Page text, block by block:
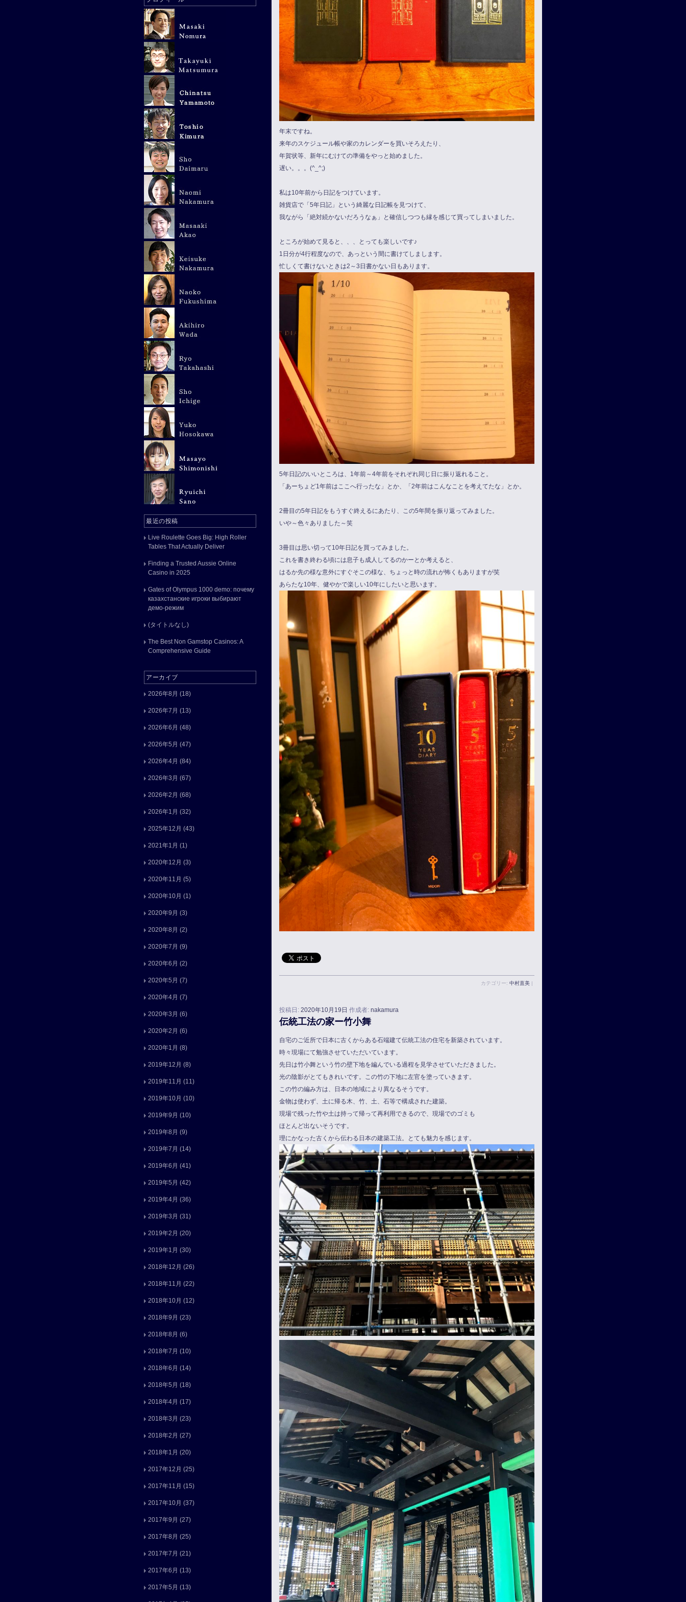
年末ですね。
来年のスケジュール帳や家のカレンダーを買いそろえたり、
年賀状等、新年にむけての準備をやっと始めました。
遅い。。。(^_^;)
私は10年前から日記をつけています。
雑貨店で「5年日記」という綺麗な日記帳を見つけて、
我ながら「絶対続かないだろうなぁ」と確信しつつも縁を感じて買ってしまいました。
ところが始めて見ると、、、とっても楽しいです♪
1日分が4行程度なので、あっという間に書けてしまします。
忙しくて書けないときは2～3日書かない日もあります。
5年日記のいいところは、1年前～4年前をそれぞれ同じ日に振り返れること。
「あーちょど1年前はここへ行ったな」とか、「2年前はこんなことを考えてたな」とか。
2冊目の5年日記をもうすぐ終えるにあたり、この5年間を振り返ってみました。
いや～色々ありました～笑
3冊目は思い切って10年日記を買ってみました。
これを書き終わる頃には息子も成人してるのかーとか考えると、
はるか先の様な意外にすぐそこの様な、ちょっと時の流れが怖くもありますが笑
あらたな10年、健やかで楽しい10年にしたいと思います。
カテゴリー: 中村直美 |
投稿日: 2020年10月19日 作成者: nakamura
伝統工法の家ー竹小舞
自宅のご近所で日本に古くからある石端建て伝統工法の住宅を新築されています。
時々現場にて勉強させていただいています。
先日は竹小舞という竹の壁下地を編んでいる過程を見学させていただきました。
光の陰影がとてもきれいです。この竹の下地に左官を塗っていきます。
この竹の編み方は、日本の地域により異なるそうです。
金物は使わず、土に帰る木、竹、土、石等で構成された建築。
現場で残った竹や土は持って帰って再利用できるので、現場でのゴミも
ほとんど出ないそうです。
理にかなった古くから伝わる日本の建築工法。とても魅力を感じます。
最近の投稿
Live Roulette Goes Big: High Roller
Tables That Actually Deliver
Finding a Trusted Aussie Online
Casino in 2025
Gates of Olympus 1000 demo: почему
казахстанские игроки выбирают
демо-режим
(タイトルなし)
The Best Non Gamstop Casinos: A
Comprehensive Guide
アーカイブ
2026年8月 (18)
2026年7月 (13)
2026年6月 (48)
2026年5月 (47)
2026年4月 (84)
2026年3月 (67)
2026年2月 (68)
2026年1月 (32)
2025年12月 (43)
2021年1月 (1)
2020年12月 (3)
2020年11月 (5)
2020年10月 (1)
2020年9月 (3)
2020年8月 (2)
2020年7月 (9)
2020年6月 (2)
2020年5月 (7)
2020年4月 (7)
2020年3月 (6)
2020年2月 (6)
2020年1月 (8)
2019年12月 (8)
2019年11月 (11)
2019年10月 (10)
2019年9月 (10)
2019年8月 (9)
2019年7月 (14)
2019年6月 (41)
2019年5月 (42)
2019年4月 (36)
2019年3月 (31)
2019年2月 (20)
2019年1月 (30)
2018年12月 (26)
2018年11月 (22)
2018年10月 (12)
2018年9月 (23)
2018年8月 (6)
2018年7月 (10)
2018年6月 (14)
2018年5月 (18)
2018年4月 (17)
2018年3月 (23)
2018年2月 (27)
2018年1月 (20)
2017年12月 (25)
2017年11月 (15)
2017年10月 (37)
2017年9月 (27)
2017年8月 (25)
2017年7月 (21)
2017年6月 (13)
2017年5月 (13)